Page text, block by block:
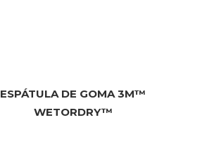
ESPÁTULA DE GOMA 3M™
WETORDRY™